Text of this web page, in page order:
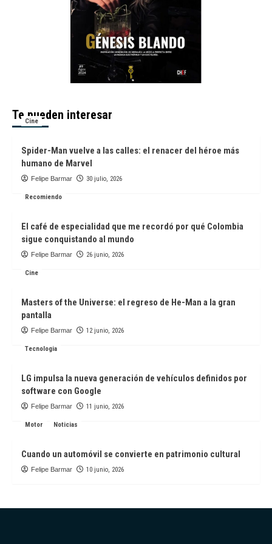
Te pueden interesar
Cine
Spider-Man vuelve a las calles: el renacer del héroe más
humano de Marvel
Felipe Barmar 30 julio, 2026
Recomiendo
El café de especialidad que me recordó por qué Colombia
sigue conquistando al mundo
Felipe Barmar 26 junio, 2026
Cine
Masters of the Universe: el regreso de He-Man a la gran
pantalla
Felipe Barmar 12 junio, 2026
Tecnologia
LG impulsa la nueva generación de vehículos definidos por
software con Google
Felipe Barmar 11 junio, 2026
Motor Noticias
Cuando un automóvil se convierte en patrimonio cultural
Felipe Barmar 10 junio, 2026